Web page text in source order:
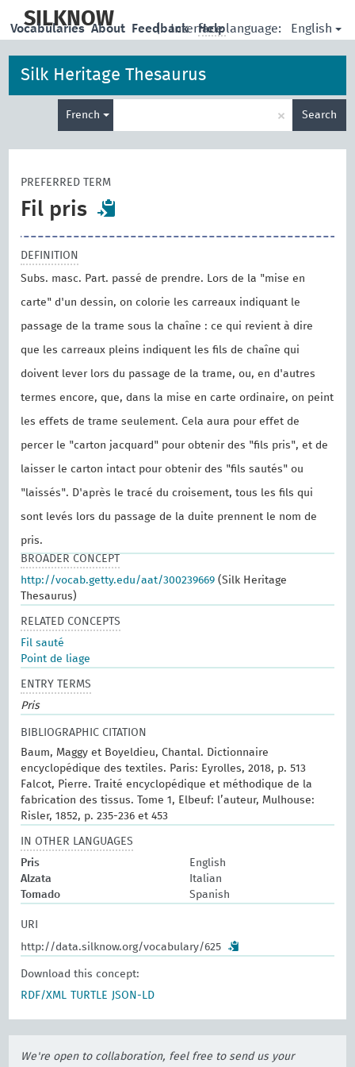
main
SILKNOW | Interface language: English
Vocabularies About Feedback Help
Silk Heritage Thesaurus
French × Search
PREFERRED TERM
Fil pris
DEFINITION
Subs. masc. Part. passé de prendre. Lors de la "mise en
carte" d'un dessin, on colorie les carreaux indiquant le
passage de la trame sous la chaîne : ce qui revient à dire
que les carreaux pleins indiquent les fils de chaîne qui
doivent lever lors du passage de la trame, ou, en d'autres
termes encore, que, dans la mise en carte ordinaire, on peint
les effets de trame seulement. Cela aura pour effet de
percer le "carton jacquard" pour obtenir des "fils pris", et de
laisser le carton intact pour obtenir des "fils sautés" ou
"laissés". D'après le tracé du croisement, tous les fils qui
sont levés lors du passage de la duite prennent le nom de
pris.
BROADER CONCEPT
http://vocab.getty.edu/aat/300239669 (Silk Heritage
Thesaurus)
RELATED CONCEPTS
Fil sauté
Point de liage
ENTRY TERMS
Pris
BIBLIOGRAPHIC CITATION
Baum, Maggy et Boyeldieu, Chantal. Dictionnaire
encyclopédique des textiles. Paris: Eyrolles, 2018, p. 513
Falcot, Pierre. Traité encyclopédique et méthodique de la
fabrication des tissus. Tome 1, Elbeuf: l’auteur, Mulhouse:
Risler, 1852, p. 235-236 et 453
IN OTHER LANGUAGES
Pris
English
Alzata
Italian
Tomado
Spanish
URI
http://data.silknow.org/vocabulary/625
Download this concept:
RDF/XML
TURTLE JSON-LD
We're open to collaboration, feel free to send us your